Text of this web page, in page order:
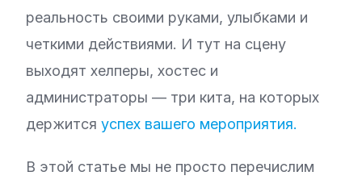
реальность своими руками, улыбками и
четкими действиями. И тут на сцену
выходят хелперы, хостес и
администраторы — три кита, на которых
держится успех вашего мероприятия.
В этой статье мы не просто перечислим